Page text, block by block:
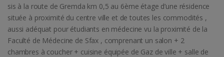
sis à la route de Gremda km 0,5 au 6ème étage d’une résidence
située à proximité du centre ville et de toutes les commodités ,
aussi adéquat pour étudiants en médecine vu la proximité de la
Faculté de Médecine de Sfax , comprenant un salon + 2
chambres à coucher + cuisine équipée de Gaz de ville + salle de